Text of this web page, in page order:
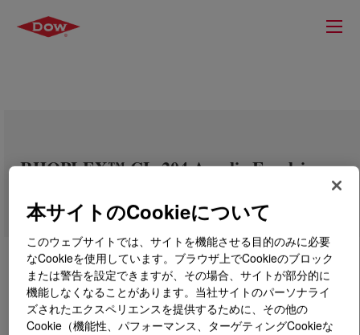
RHOPLEX™ CL-204 Acrylic Emulsion
本サイトのCookieについて
このウェブサイトでは、サイトを機能させる目的のみに必要
なCookieを使用しています。ブラウザ上でCookieのブロック
または警告を設定できますが、その場合、サイトが部分的に
機能しなくなることがあります。当社サイトのパーソナライ
ズされたエクスペリエンスを提供するために、その他の
Cookie（機能性、パフォーマンス、ターゲティングCookieな